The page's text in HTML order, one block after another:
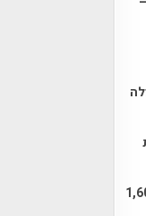
מפוארת בת 1,600